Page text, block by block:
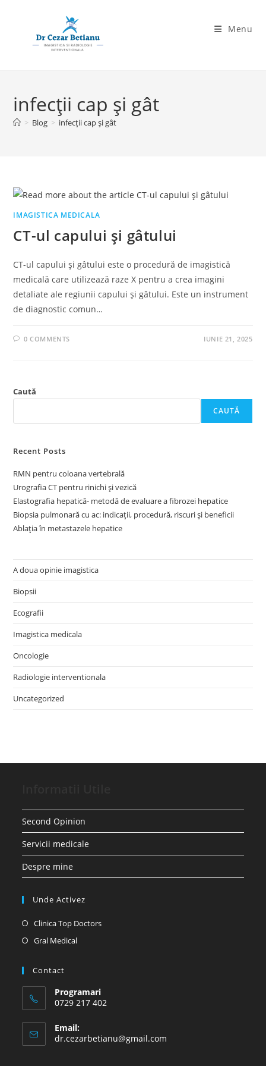
Menu
infecții cap și gât
> Blog > infecții cap și gât
IMAGISTICA MEDICALA
CT-ul capului și gâtului
CT-ul capului și gâtului este o procedură de imagistică
medicală care utilizează raze X pentru a crea imagini
detaliate ale regiunii capului și gâtului. Este un instrument
de diagnostic comun…
0 COMMENTS IUNIE 21, 2025
Caută
CAUTĂ
Recent Posts
RMN pentru coloana vertebrală
Urografia CT pentru rinichi și vezică
Elastografia hepatică- metodă de evaluare a fibrozei hepatice
Biopsia pulmonară cu ac: indicații, procedură, riscuri și beneficii
Ablația în metastazele hepatice
A doua opinie imagistica
Biopsii
Ecografii
Imagistica medicala
Oncologie
Radiologie interventionala
Uncategorized
Second Opinion
Servicii medicale
Despre mine
Unde Activez
Clinica Top DoctorsOpens
Gral MedicalOpens
tab
Contact
Programari
0729 217 402
Email:
dr.cezarbetianu@gmail.com